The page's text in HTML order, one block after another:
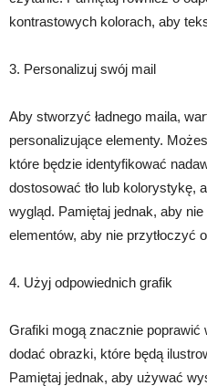
kontrastowych kolorach, aby
3. Personalizuj swój mail
Aby stworzyć ładnego maila,
personalizujące elementy.
które będzie identyfikować
dostosować tło lub kolorystykę,
wygląd. Pamiętaj jednak, aby
elementów, aby nie przytłoczyć
4. Użyj odpowiednich grafik
Grafiki mogą znacznie poprawić
dodać obrazki, które będą
Pamiętaj jednak, aby używać